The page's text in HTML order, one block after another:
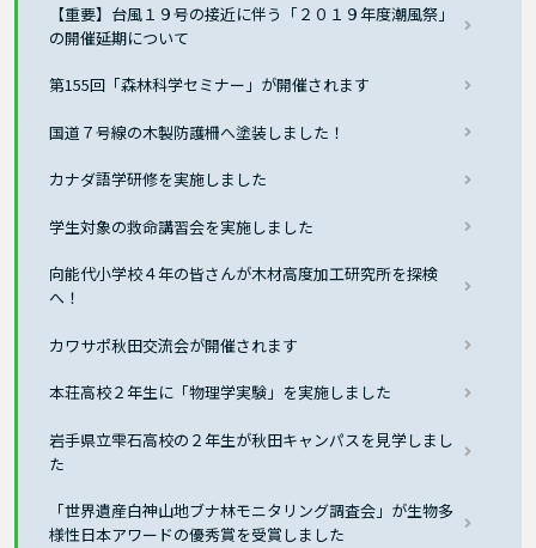
【重要】台風１９号の接近に伴う「２０１９年度潮風祭」
の開催延期について
第155回「森林科学セミナー」が開催されます
国道７号線の木製防護柵へ塗装しました！
カナダ語学研修を実施しました
学生対象の救命講習会を実施しました
向能代小学校４年の皆さんが木材高度加工研究所を探検
へ！
カワサポ秋田交流会が開催されます
本荘高校２年生に「物理学実験」を実施しました
岩手県立雫石高校の２年生が秋田キャンパスを見学しまし
た
「世界遺産白神山地ブナ林モニタリング調査会」が生物多
様性日本アワードの優秀賞を受賞しました